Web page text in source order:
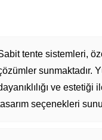
tente sistemleri,
sunmaktadır.
ve
seçenekleri